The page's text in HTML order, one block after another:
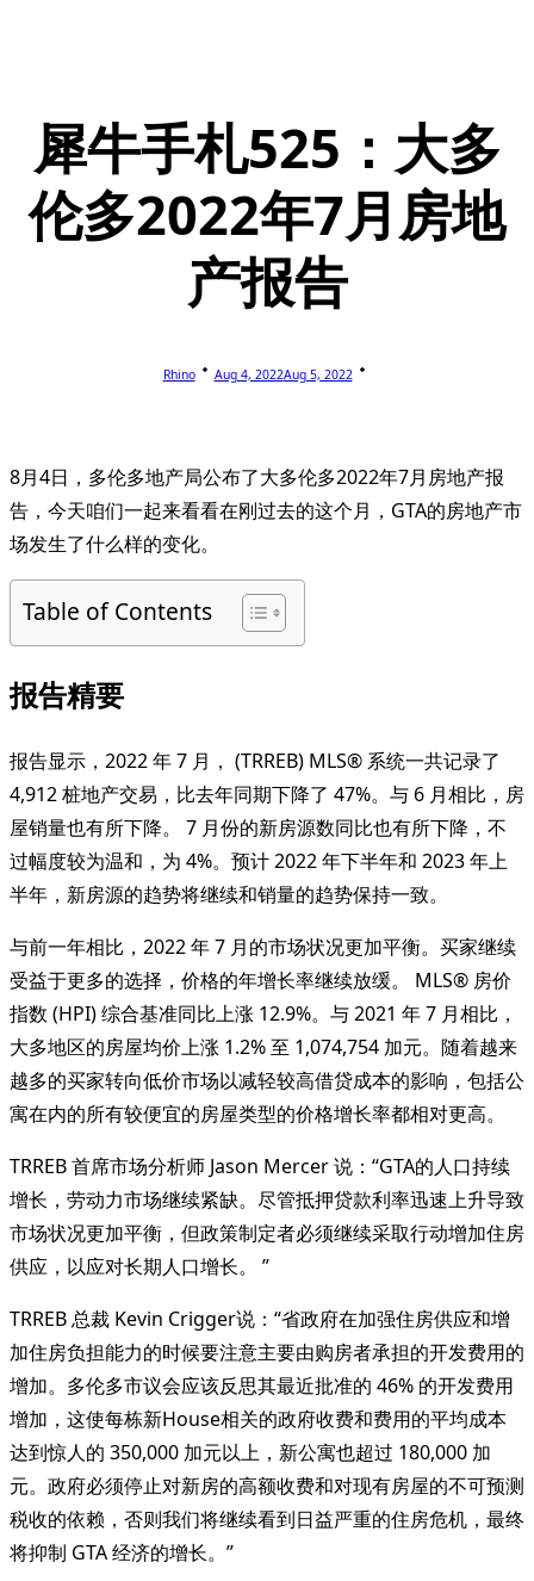
犀牛手札525：大多
伦多2022年7月房地
产报告
Rhino Aug 4, 2022Aug 5, 2022
8月4日，多伦多地产局公布了大多伦多2022年7月房地产报
告，今天咱们一起来看看在刚过去的这个月，GTA的房地产市
场发生了什么样的变化。
Table of Contents
报告精要
报告显示，2022 年 7 月， (TRREB) MLS® 系统一共记录了
4,912 桩地产交易，比去年同期下降了 47%。与 6 月相比，房
屋销量也有所下降。 7 月份的新房源数同比也有所下降，不
过幅度较为温和，为 4%。预计 2022 年下半年和 2023 年上
半年，新房源的趋势将继续和销量的趋势保持一致。
与前一年相比，2022 年 7 月的市场状况更加平衡。买家继续
受益于更多的选择，价格的年增长率继续放缓。 MLS® 房价
指数 (HPI) 综合基准同比上涨 12.9%。与 2021 年 7 月相比，
大多地区的房屋均价上涨 1.2% 至 1,074,754 加元。随着越来
越多的买家转向低价市场以减轻较高借贷成本的影响，包括公
寓在内的所有较便宜的房屋类型的价格增长率都相对更高。
TRREB 首席市场分析师 Jason Mercer 说：“GTA的人口持续
增长，劳动力市场继续紧缺。尽管抵押贷款利率迅速上升导致
市场状况更加平衡，但政策制定者必须继续采取行动增加住房
供应，以应对长期人口增长。 ”
TRREB 总裁 Kevin Crigger说：“省政府在加强住房供应和增
加住房负担能力的时候要注意主要由购房者承担的开发费用的
增加。多伦多市议会应该反思其最近批准的 46% 的开发费用
增加，这使每栋新House相关的政府收费和费用的平均成本
达到惊人的 350,000 加元以上，新公寓也超过 180,000 加
元。政府必须停止对新房的高额收费和对现有房屋的不可预测
税收的依赖，否则我们将继续看到日益严重的住房危机，最终
将抑制 GTA 经济的增长。”